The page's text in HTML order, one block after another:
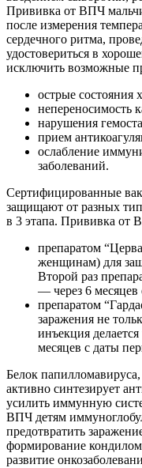
Прививка от ВПЧ
после измерения
сердечного ритма,
удостовериться в
исключить возможные
острые состояния
непереносимость
нарушения
прием
ослабление
заболеваний.
Сертифицированные
защищают от разных
в 3 этапа. Прививка от
препаратом
женщинам) для
Второй раз
— через 6 месяцев
препаратом
заражения не
инъекция
месяцев с даты
Белок
активно синтезирует
усилить иммунную
ВПЧ детям
предотвратить
формирование
развитие